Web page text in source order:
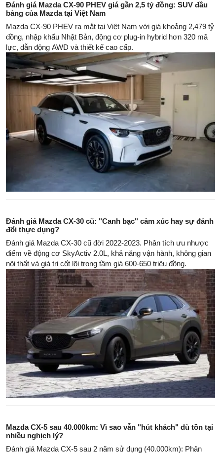
Đánh giá Mazda CX-90 PHEV giá gần 2,5 tỷ đồng: SUV đầu
bảng của Mazda tại Việt Nam
Mazda CX-90 PHEV ra mắt tại Việt Nam với giá khoảng 2,479 tỷ
đồng, nhập khẩu Nhật Bản, động cơ plug-in hybrid hơn 320 mã
lực, dẫn động AWD và thiết kế cao cấp.
Đánh giá Mazda CX-30 cũ: "Canh bạc" cảm xúc hay sự đánh
đổi thực dụng?
Đánh giá Mazda CX-30 cũ đời 2022-2023. Phân tích ưu nhược
điểm về động cơ SkyActiv 2.0L, khả năng vận hành, không gian
nội thất và giá trị cốt lõi trong tầm giá 600-650 triệu đồng.
Mazda CX-5 sau 40.000km: Vì sao vẫn "hút khách" dù tồn tại
nhiều nghịch lý?
Đánh giá Mazda CX-5 sau 2 năm sử dụng (40.000km): Phân